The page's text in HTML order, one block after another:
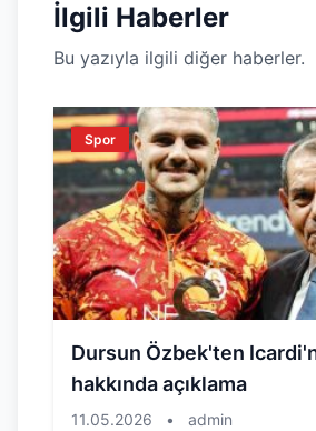
İlgili Haberler
Bu yazıyla ilgili diğer haberler.
Spor
Dursun Özbek'ten
hakkında açıklama
11.05.2026 • admin